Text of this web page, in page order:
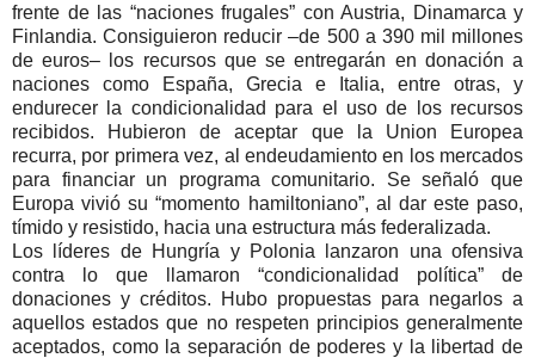
frente de las
naciones frugales
con Austria, Dinamarca y
Finlandia. Consiguieron reducir –de 500 a 390 mil millones
de euros– los recursos que se entregarán en donación a
naciones como España, Grecia e Italia, entre otras, y
endurecer la condicionalidad para el uso de los recursos
recibidos. Hubieron de aceptar que la Union Europea
recurra, por primera vez, al endeudamiento en los mercados
para financiar un programa comunitario. Se señaló que
Europa vivió su momento hamiltoniano , al dar este paso,
tímido y resistido, hacia una estructura más federalizada.
Los líderes de Hungría y Polonia lanzaron una ofensiva
contra lo que llamaron
condicionalidad política
de
donaciones y créditos. Hubo propuestas para negarlos a
aquellos estados que no respeten principios generalmente
aceptados, como la separación de poderes y la libertad de